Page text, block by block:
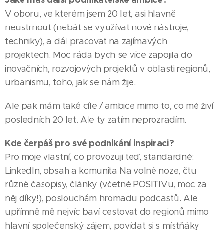
V oboru, ve kterém jsem 20 let, asi hlavně
neustrnout (nebát se využívat nové nástroje,
techniky), a dál pracovat na zajímavých
projektech. Moc ráda bych se více zapojila do
inovačních, rozvojových projektů v oblasti regionů,
urbanismu, toho, jak se nám žije.
Ale pak mám také cíle / ambice mimo to, co mě živí
posledních 20 let. Ale ty zatím neprozradím.
Kde čerpáš pro své podnikání inspiraci?
Pro moje vlastní, co provozuji teď, standardně:
LinkedIn, obsah a komunita Na volné noze, čtu
různé časopisy, články (včetně POSITIVu, moc za
něj díky!), poslouchám hromadu podcastů. Ale
upřímně mě nejvíc baví cestovat do regionů mimo
hlavní společenský zájem, povídat si s místňáky